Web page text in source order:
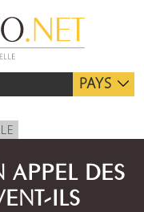
PAYS
APPEL DES
ILS